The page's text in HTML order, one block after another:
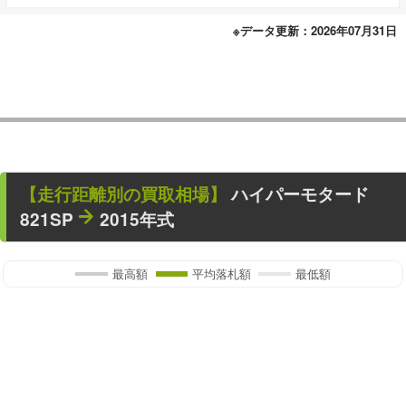
※データ更新：2026年07月31日
【走行距離別の買取相場】 ハイパーモタード
821SP
2015年式
最高額 平均落札額 最低額